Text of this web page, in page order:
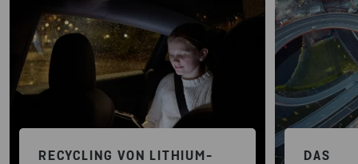
RECYCLING VON LITHIUM-
DAS